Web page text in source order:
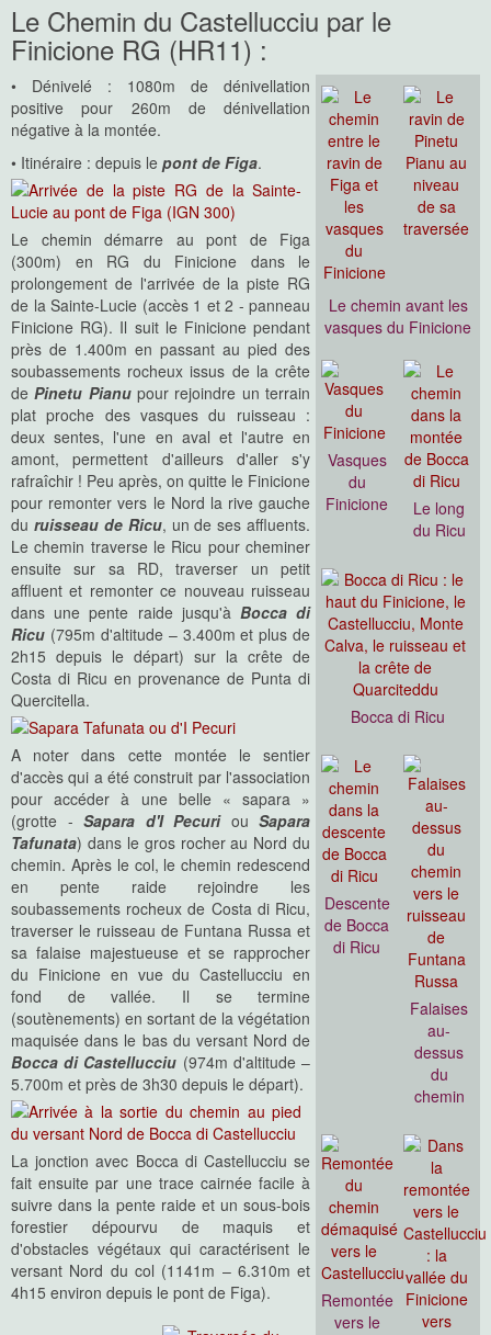
Le Chemin du Castellucciu par le
Finicione RG (HR11) :
Le chemin avant les
vasques du Finicione
Vasques
du
Finicione
Le long
du Ricu
Bocca di Ricu
Descente
de Bocca
di Ricu
Falaises
au-
dessus
du
chemin
Remontée
vers le
• Dénivelé : 1080m de dénivellation
positive pour 260m de dénivellation
négative à la montée.
• Itinéraire : depuis le pont de Figa.
Le chemin démarre au pont de Figa
(300m) en RG du Finicione dans le
prolongement de l'arrivée de la piste RG
de la Sainte-Lucie (accès 1 et 2 - panneau
Finicione RG). Il suit le Finicione pendant
près de 1.400m en passant au pied des
soubassements rocheux issus de la crête
dePinetu Pianupour rejoindre un terrain
plat proche des vasques du ruisseau :
deux sentes, l'une en aval et l'autre en
amont, permettent d'ailleurs d'aller s'y
rafraîchir ! Peu après, on quitte le Finicione
pour remonter vers le Nord la rive gauche
du ruisseau de Ricu, un de ses affluents.
Le chemin traverse le Ricu pour cheminer
ensuite sur sa RD, traverser un petit
affluent et remonter ce nouveau ruisseau
dans une pente raide jusqu'àBocca di
Ricu (795m d'altitude – 3.400m et plus de
2h15 depuis le départ) sur la crête de
Costa di Ricu en provenance de Punta di
Quercitella.
A noter dans cette montée le sentier
d'accès qui a été construit par l'association
pour accéder à une belle « sapara »
(grotte -Sapara d'I PecuriouSapara
Tafunata) dans le gros rocher au Nord du
chemin. Après le col, le chemin redescend
en pente raide rejoindre les
soubassements rocheux de Costa di Ricu,
traverser le ruisseau de Funtana Russa et
sa falaise majestueuse et se rapprocher
du Finicione en vue du Castellucciu en
fond de vallée. Il se termine
(soutènements) en sortant de la végétation
maquisée dans le bas du versant Nord de
Bocca di Castellucciu (974m d'altitude –
5.700m et près de 3h30 depuis le départ).
La jonction avec Bocca di Castellucciu se
fait ensuite par une trace cairnée facile à
suivre dans la pente raide et un sous-bois
forestier dépourvu de maquis et
d'obstacles végétaux qui caractérisent le
versant Nord du col (1141m – 6.310m et
4h15 environ depuis le pont de Figa).